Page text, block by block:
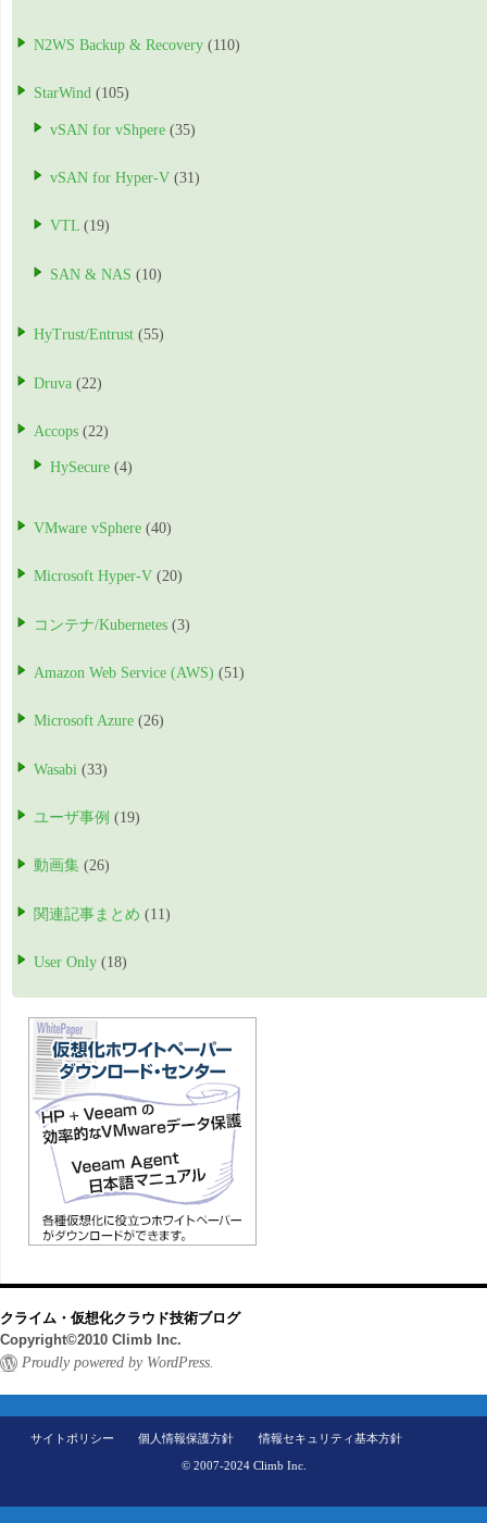
N2WS Backup & Recovery (110)
StarWind (105)
vSAN for vShpere (35)
vSAN for Hyper-V (31)
VTL (19)
SAN & NAS (10)
HyTrust/Entrust (55)
Druva (22)
Accops (22)
HySecure (4)
VMware vSphere (40)
Microsoft Hyper-V (20)
コンテナ/Kubernetes (3)
Amazon Web Service (AWS) (51)
Microsoft Azure (26)
Wasabi (33)
ユーザ事例 (19)
動画集 (26)
関連記事まとめ (11)
User Only (18)
クライム・仮想化クラウド技術ブログ
Copyright©2010 Climb Inc.
Proudly powered by WordPress.
サイトポリシー 個人情報保護方針 情報セキュリティ基本方針
© 2007-2024 Climb Inc.